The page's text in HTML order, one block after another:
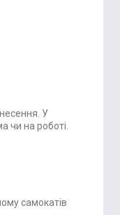
У
чи на роботі.
самокатів